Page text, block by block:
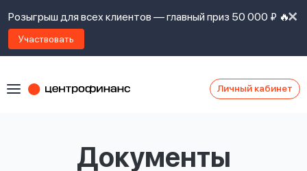
Розыгрыш для всех клиентов — главный приз 50 000 ₽ 🔥
Участвовать
Личный кабинет
Документы
ознакомлен